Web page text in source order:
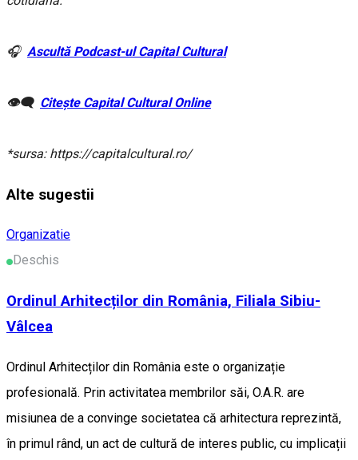
🎧 Ascultă Podcast-ul Capital Cultural
👁️‍🗨️ Citește Capital Cultural Online
*sursa: https://capitalcultural.ro/
Alte sugestii
Organizatie
Deschis
Ordinul Arhitecților din România, Filiala Sibiu-
Vâlcea
Ordinul Arhitecților din România este o organizație
profesională. Prin activitatea membrilor săi, O.A.R. are
misiunea de a convinge societatea că arhitectura reprezintă,
în primul rând, un act de cultură de interes public, cu implicații